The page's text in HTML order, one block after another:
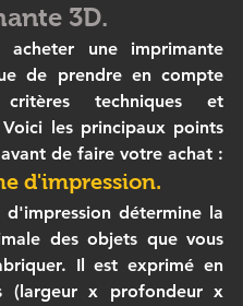
3D.
acheter une imprimante
de prendre en compte
critères techniques et
les principaux points
de faire votre achat :
d'impression.
d'impression détermine la
des objets que vous
Il est exprimé en
(largeur x profondeur x